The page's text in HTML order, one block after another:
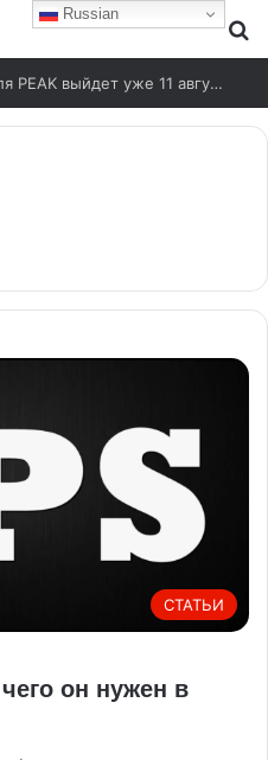
Последнее обновление для PEAK выйдет уже 11 августа
СТАТЬИ
он нужен в
Russian